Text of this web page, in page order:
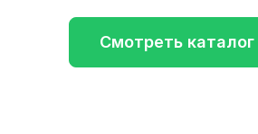
Смотреть каталог